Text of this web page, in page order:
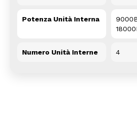
Potenza Unità Interna
Numero Unità Interne 4